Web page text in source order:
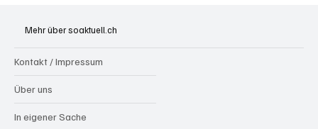
gesucht)
Mehr über soaktuell.ch
Kontakt / Impressum
Über uns
In eigener Sache